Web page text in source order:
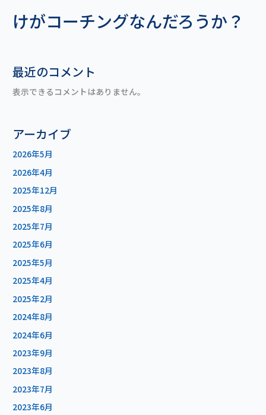
けがコーチングなんだろうか？
最近のコメント
表示できるコメントはありません。
アーカイブ
2026年5月
2026年4月
2025年12月
2025年8月
2025年7月
2025年6月
2025年5月
2025年4月
2025年2月
2024年8月
2024年6月
2023年9月
2023年8月
2023年7月
2023年6月